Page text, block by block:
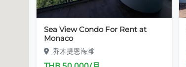
Sea View Condo For Rent at
Monaco
乔木提恩海滩